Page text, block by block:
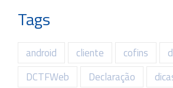
Tags
android cliente cofins
DCTFWeb
Declaração